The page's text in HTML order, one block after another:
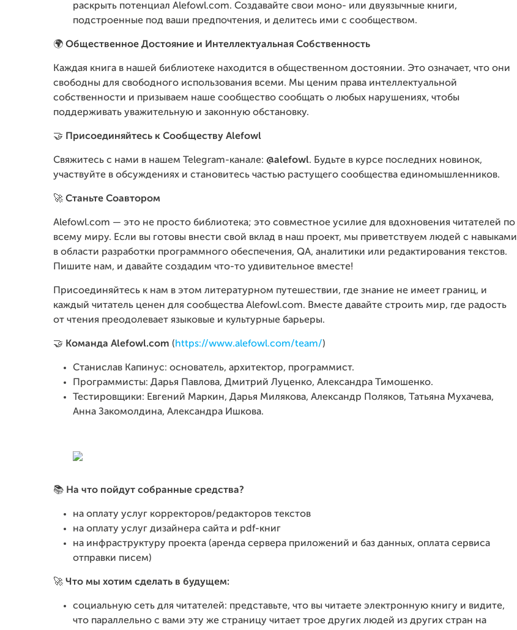
раскрыть потенциал Alefowl.com. Создавайте свои моно- или двуязычные книги,
подстроенные под ваши предпочтения, и делитесь ими с сообществом.
🌍 Общественное Достояние и Интеллектуальная Собственность
Каждая книга в нашей библиотеке находится в общественном достоянии. Это означает, что они
свободны для свободного использования всеми. Мы ценим права интеллектуальной
собственности и призываем наше сообщество сообщать о любых нарушениях, чтобы
поддерживать уважительную и законную обстановку.
🤝 Присоединяйтесь к Сообществу Alefowl
Свяжитесь с нами в нашем Telegram-канале: @alefowl. Будьте в курсе последних новинок,
участвуйте в обсуждениях и становитесь частью растущего сообщества единомышленников.
🚀 Станьте Соавтором
Alefowl.com — это не просто библиотека; это совместное усилие для вдохновения читателей по
всему миру. Если вы готовы внести свой вклад в наш проект, мы приветствуем людей с навыками
в области разработки программного обеспечения, QA, аналитики или редактирования текстов.
Пишите нам, и давайте создадим что-то удивительное вместе!
Присоединяйтесь к нам в этом литературном путешествии, где знание не имеет границ, и
каждый читатель ценен для сообщества Alefowl.com. Вместе давайте строить мир, где радость
от чтения преодолевает языковые и культурные барьеры.
🤝 Команда Alefowl.com (https://www.alefowl.com/team/)
Станислав Капинус: основатель, архитектор, программист.
Программисты: Дарья Павлова, Дмитрий Луценко, Александра Тимошенко.
Тестировщики: Евгений Маркин, Дарья Милякова, Александр Поляков, Татьяна Мухачева,
Анна Закомолдина, Александра Ишкова.
📚 На что пойдут собранные средства?
на оплату услуг корректоров/редакторов текстов
на оплату услуг дизайнера сайта и pdf-книг
на инфраструктуру проекта (аренда сервера приложений и баз данных, оплата сервиса
отправки писем)
🚀 Что мы хотим сделать в будущем:
социальную сеть для читателей: представьте, что вы читаете электронную книгу и видите,
что параллельно с вами эту же страницу читает трое других людей из других стран на